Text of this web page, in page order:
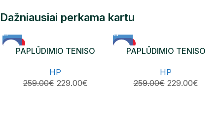
Dažniausiai perkama kartu
-12%
NAUJIENA
PAPLŪDIMIO TENISO
HP
259.00€ 229.00€
-12%
NAUJIENA
PAPLŪDIMIO TENISO
HP
259.00€ 229.00€